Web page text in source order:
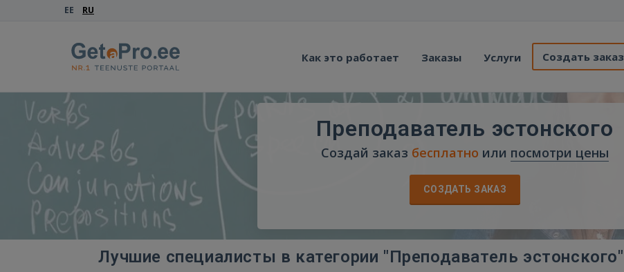
EE RU
Как это работает Заказы Услуги Создать заказ
Преподаватель эстонского
Создай заказ бесплатно или посмотри цены
СОЗДАТЬ ЗАКАЗ
Лучшие специалисты в категории "Преподаватель эстонского"